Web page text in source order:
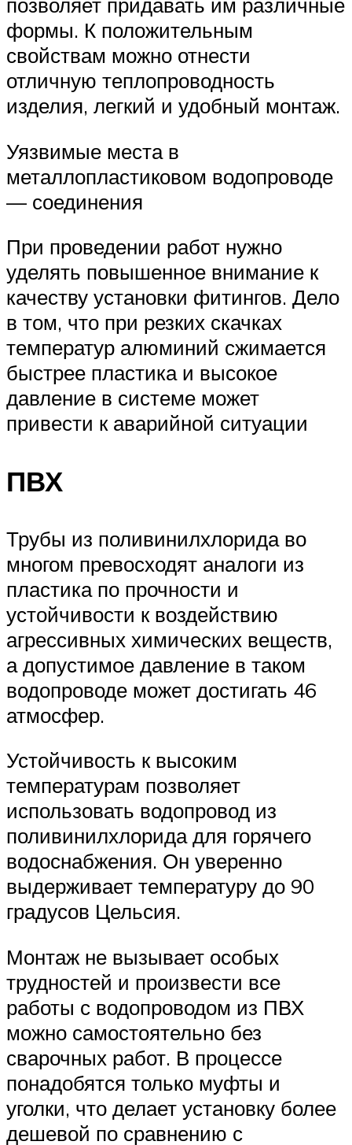
формы. К положительным
свойствам можно отнести
отличную теплопроводность
изделия, легкий и удобный монтаж.
Уязвимые места в
металлопластиковом водопроводе
— соединения
При проведении работ нужно
уделять повышенное внимание к
качеству установки фитингов. Дело
в том, что при резких скачках
температур алюминий сжимается
быстрее пластика и высокое
давление в системе может
привести к аварийной ситуации
ПВХ
Трубы из поливинилхлорида во
многом превосходят аналоги из
пластика по прочности и
устойчивости к воздействию
агрессивных химических веществ,
а допустимое давление в таком
водопроводе может достигать 46
атмосфер.
Устойчивость к высоким
температурам позволяет
использовать водопровод из
поливинилхлорида для горячего
водоснабжения. Он уверенно
выдерживает температуру до 90
градусов Цельсия.
Монтаж не вызывает особых
трудностей и произвести все
работы с водопроводом из ПВХ
можно самостоятельно без
сварочных работ. В процессе
понадобятся только муфты и
уголки, что делает установку более
дешевой по сравнению с